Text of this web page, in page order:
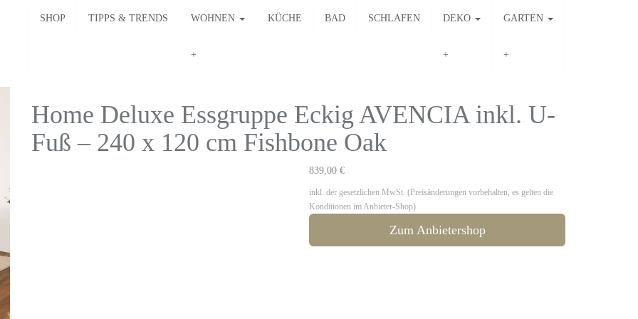
SHOP TIPPS & TRENDS WOHNEN KÜCHE BAD SCHLAFEN DEKO GARTEN
Home Deluxe Essgruppe Eckig AVENCIA inkl. U-
Fuß – 240 x 120 cm Fishbone Oak
839,00 €
inkl. der gesetzlichen MwSt. (Preisänderungen vorbehalten, es gelten die
Konditionen im Anbieter-Shop)
Zum Anbietershop